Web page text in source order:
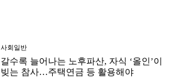
사회일반
갈수록 늘어나는 노후파산, 자식 ‘올인’이
빚는 참사…주택연금 등 활용해야